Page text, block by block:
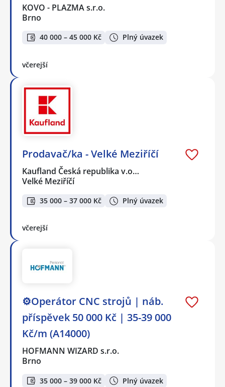
KOVO - PLAZMA s.r.o.
Brno
40 000 – 45 000 Kč Plný úvazek
včerejší
Prodavač/ka - Velké Meziříčí
Kaufland Česká republika v.o…
Velké Meziříčí
35 000 – 37 000 Kč Plný úvazek
včerejší
⚙️Operátor CNC strojů ️| náb.
příspěvek 50 000 Kč | 35-39 000
Kč/m (A14000)
HOFMANN WIZARD s.r.o.
Brno
35 000 – 39 000 Kč Plný úvazek